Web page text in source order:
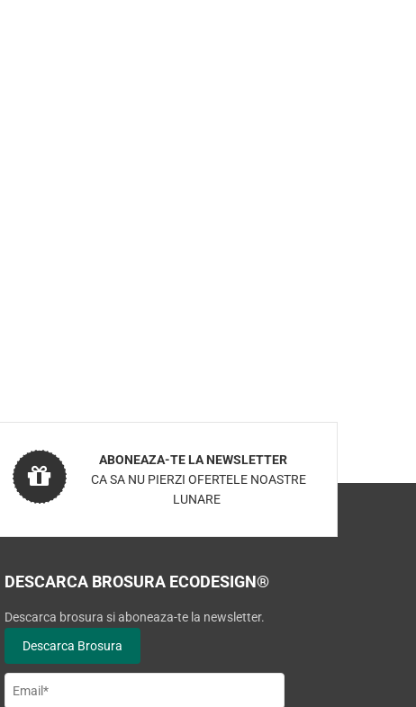
ABONEAZA-TE LA NEWSLETTER
CA SA NU PIERZI OFERTELE NOASTRE
LUNARE
DESCARCA BROSURA ECODESIGN®
Descarca brosura si aboneaza-te la newsletter.